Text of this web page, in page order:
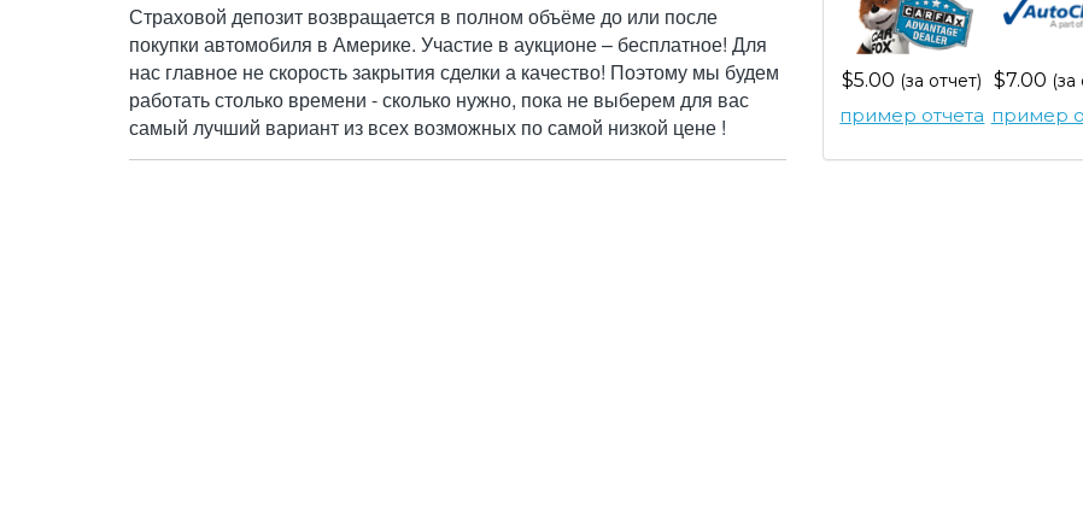
Страховой депозит возвращается в полном объёме до или после
покупки автомобиля в Америке. Участие в аукционе – бесплатное! Для
нас главное не скорость закрытия сделки а качество! Поэтому мы будем
работать столько времени - сколько нужно, пока не выберем для вас
самый лучший вариант из всех возможных по самой низкой цене !
$5.00 (за отчет)
пример отчета
$7.00 (за
пример